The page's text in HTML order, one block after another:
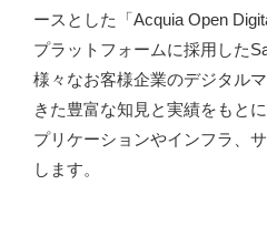
ースとした「Acquia Open
プラットフォームに採用した
様々なお客様企業のデジタル
きた豊富な知見と実績をもと
プリケーションやインフラ、
します。